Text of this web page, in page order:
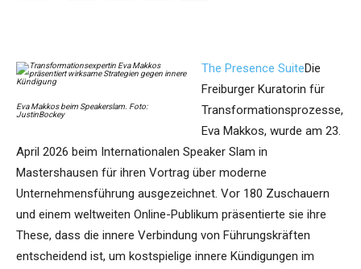
Eva Makkos beim Speakerslam. Foto:
JustinBockey
The Presence SuiteDie
Freiburger Kuratorin für
Transformationsprozesse,
Eva Makkos, wurde am 23.
April 2026 beim Internationalen Speaker Slam in
Mastershausen für ihren Vortrag über moderne
Unternehmensführung ausgezeichnet. Vor 180 Zuschauern
und einem weltweiten Online-Publikum präsentierte sie ihre
These, dass die innere Verbindung von Führungskräften
entscheidend ist, um kostspielige innere Kündigungen im